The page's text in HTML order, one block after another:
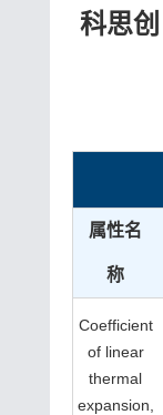
科思
属性名
称
Coefficient
of linear
thermal
expansion,